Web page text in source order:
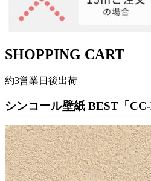
SHOPPING CART
約3営業日後出荷
シンコール壁紙 BEST「CC-